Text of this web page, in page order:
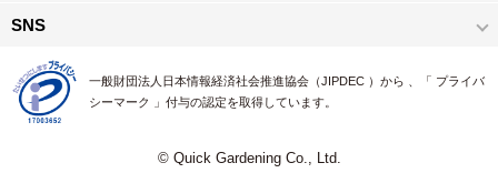
SNS
一般財団法人日本情報経済社会推進協会（JIPDEC ）から 、「 プライバ
シーマーク 」付与の認定を取得しています。
© Quick Gardening Co., Ltd.